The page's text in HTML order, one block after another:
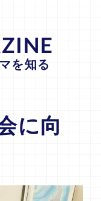
を知る
に向